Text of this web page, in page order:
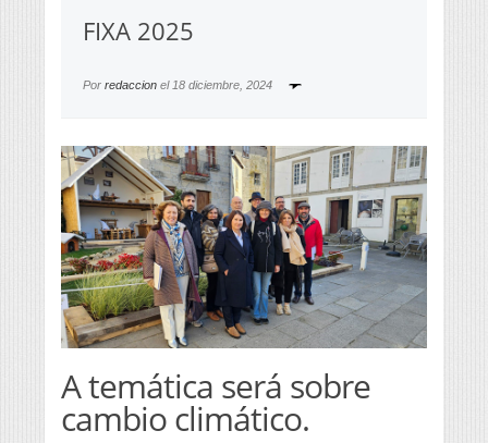
FIXA 2025
Por redaccion el 18 diciembre, 2024
A temática será sobre
cambio climático.